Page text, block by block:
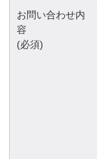
お問い合わせ内
容
(必須)